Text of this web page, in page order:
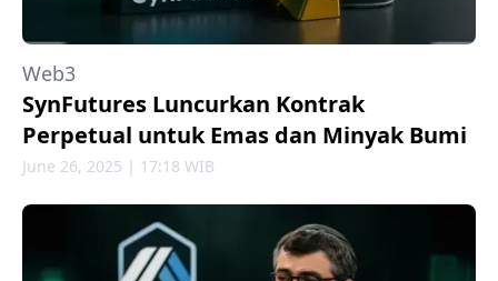
Web3
SynFutures Luncurkan Kontrak
Perpetual untuk Emas dan Minyak Bumi
June 26, 2025 | 17:18 WIB